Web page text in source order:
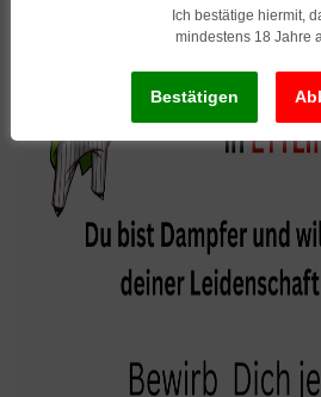
Ich bestätige hiermit,
mindestens 18 Jahre